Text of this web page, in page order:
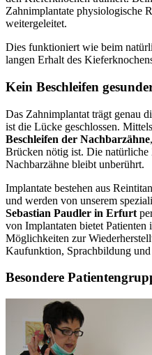
Zahnimplantate physiologische
weitergeleitet.
Dies funktioniert wie beim
langen Erhalt des
Kein Beschleifen
Das Zahnimplantat trägt genau
ist die Lücke geschlossen.
Beschleifen der Nachbarzähne
Brücken nötig ist. Die natürliche
Nachbarzähne bleibt unberührt.
Implantate bestehen aus
und werden von unserem
Sebastian Paudler in Erfurt
von Implantaten bietet
Möglichkeiten zur
Kaufunktion, Sprachbildung
Besondere